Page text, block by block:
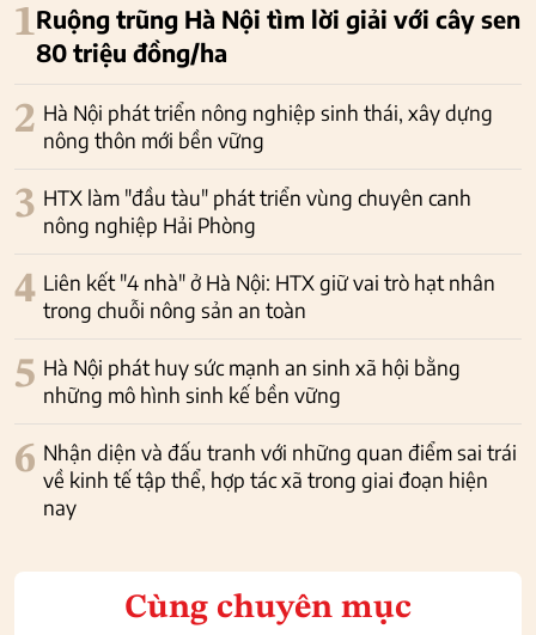
1Ruộng trũng Hà Nội tìm lời giải với cây sen
80 triệu đồng/ha
2 Hà Nội phát triển nông nghiệp sinh thái, xây dựng
nông thôn mới bền vững
3 HTX làm "đầu tàu" phát triển vùng chuyên canh
nông nghiệp Hải Phòng
4 Liên kết "4 nhà" ở Hà Nội: HTX giữ vai trò hạt nhân
trong chuỗi nông sản an toàn
5 Hà Nội phát huy sức mạnh an sinh xã hội bằng
những mô hình sinh kế bền vững
6 Nhận diện và đấu tranh với những quan điểm sai trái
về kinh tế tập thể, hợp tác xã trong giai đoạn hiện
nay
Cùng chuyên mục